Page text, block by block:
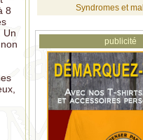
Syndromes et
publicité
8
Un